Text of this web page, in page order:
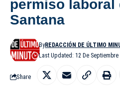
permiso laboral
Santana
Last Updated: 12 De Septiembre
ByREDACCIÓN DE ÚLTIMO
Share